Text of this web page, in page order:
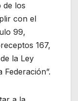
de los
con el
99,
167,
la Ley